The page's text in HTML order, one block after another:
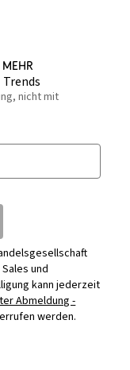
Trends
nicht mit
und
kann jederzeit
Abmeldung -
werden.